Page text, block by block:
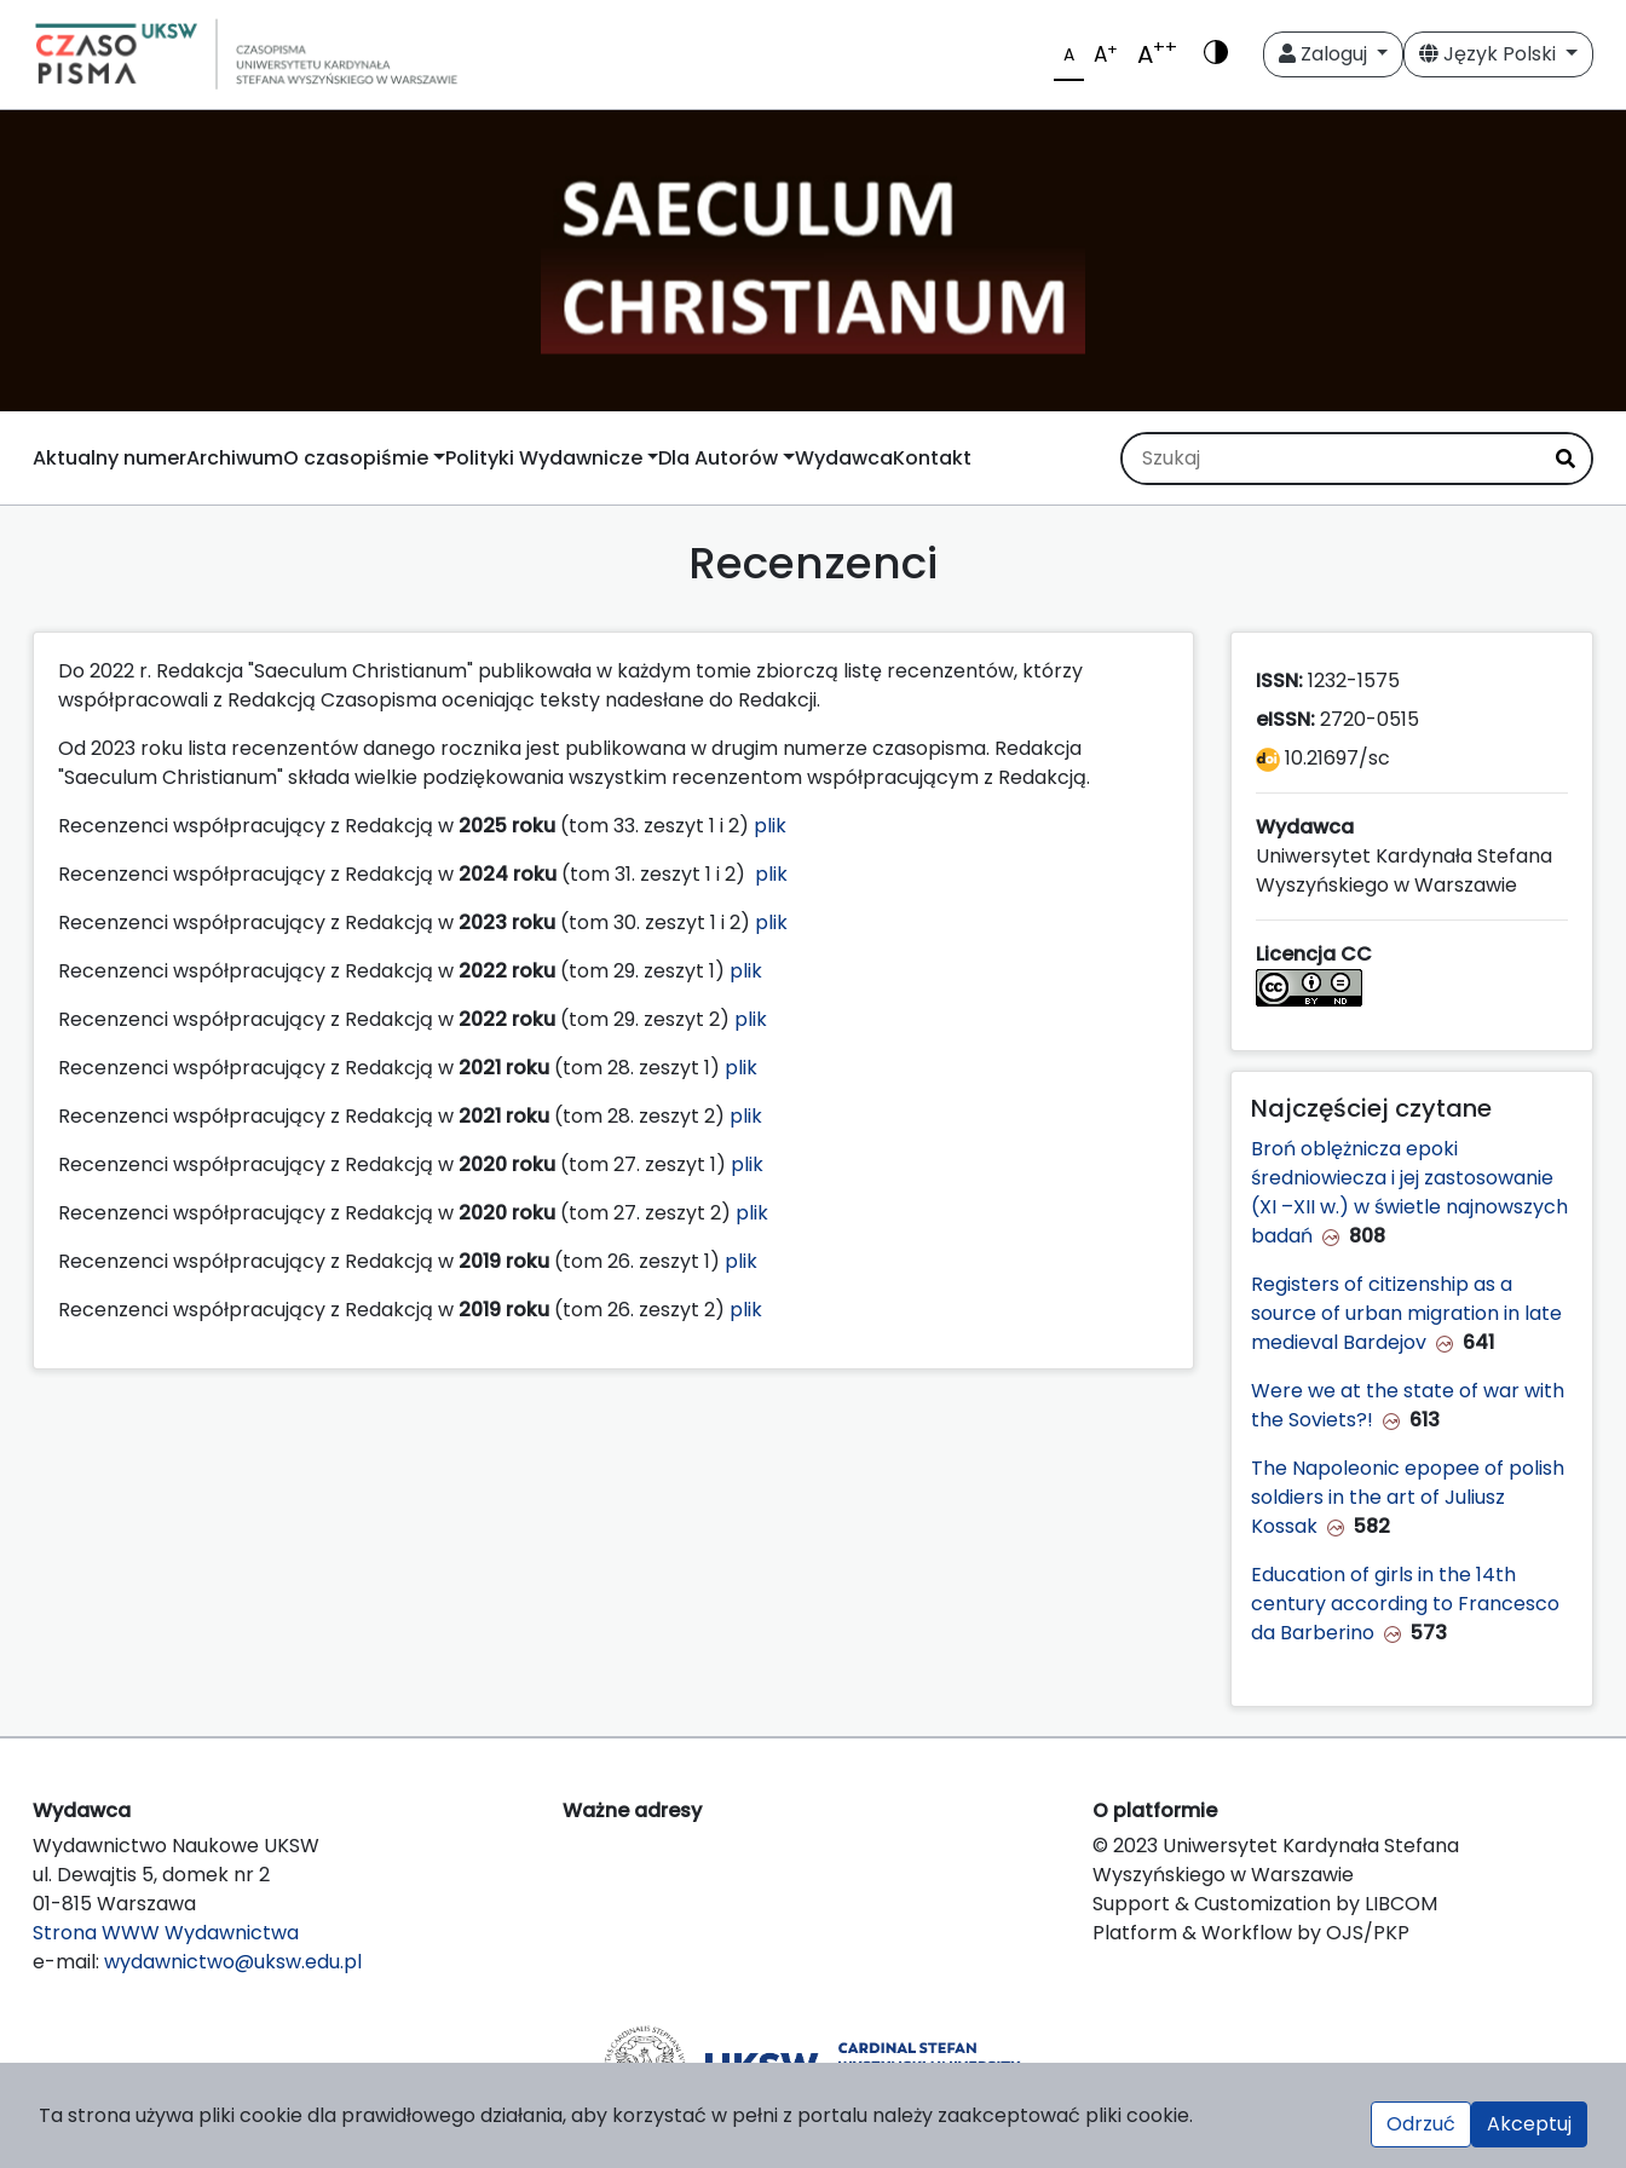
A A+ A++ Zaloguj Język Polski
Aktualny numerArchiwumO czasopiśmie Polityki Wydawnicze Dla Autorów WydawcaKontakt
Recenzenci
Do 2022 r. Redakcja "Saeculum Christianum" publikowała w każdym tomie zbiorczą listę recenzentów, którzy
współpracowali z Redakcją Czasopisma oceniając teksty nadesłane do Redakcji.
Od 2023 roku lista recenzentów danego rocznika jest publikowana w drugim numerze czasopisma. Redakcja
"Saeculum Christianum" składa wielkie podziękowania wszystkim recenzentom współpracującym z Redakcją.
Recenzenci współpracujący z Redakcją w 2025 roku (tom 33. zeszyt 1 i 2) plik
Recenzenci współpracujący z Redakcją w 2024 roku (tom 31. zeszyt 1 i 2) plik
Recenzenci współpracujący z Redakcją w 2023 roku (tom 30. zeszyt 1 i 2) plik
Recenzenci współpracujący z Redakcją w 2022 roku (tom 29. zeszyt 1) plik
Recenzenci współpracujący z Redakcją w 2022 roku (tom 29. zeszyt 2) plik
Recenzenci współpracujący z Redakcją w 2021 roku (tom 28. zeszyt 1) plik
Recenzenci współpracujący z Redakcją w 2021 roku (tom 28. zeszyt 2) plik
Recenzenci współpracujący z Redakcją w 2020 roku (tom 27. zeszyt 1) plik
Recenzenci współpracujący z Redakcją w 2020 roku (tom 27. zeszyt 2) plik
Recenzenci współpracujący z Redakcją w 2019 roku (tom 26. zeszyt 1) plik
Recenzenci współpracujący z Redakcją w 2019 roku (tom 26. zeszyt 2) plik
ISSN:1232-1575
eISSN:2720-0515
10.21697/sc
Wydawca
Uniwersytet Kardynała Stefana
Wyszyńskiego w Warszawie
Licencja CC
Najczęściej czytane
Broń oblężnicza epoki
średniowiecza i jej zastosowanie
(XI –XII w.) w świetle najnowszych
badań
808
Registers of citizenship as a
source of urban migration in late
medieval Bardejov
641
Were we at the state of war with
the Soviets?!
613
The Napoleonic epopee of polish
soldiers in the art of Juliusz
Kossak
582
Education of girls in the 14th
century according to Francesco
da Barberino
573
Wydawca
Wydawnictwo Naukowe UKSW
ul. Dewajtis 5, domek nr 2
01-815 Warszawa
Strona WWW Wydawnictwa
e-mail: wydawnictwo@uksw.edu.pl
Ważne adresy
O platformie
© 2023 Uniwersytet Kardynała Stefana
Wyszyńskiego w Warszawie
Support & Customization by LIBCOM
Platform & Workflow by OJS/PKP
Ta strona używa pliki cookie dla prawidłowego działania, aby korzystać w pełni z portalu należy zaakceptować pliki cookie. Odrzuć Akceptuj